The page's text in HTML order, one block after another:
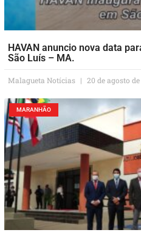
HAVAN anuncio nova data
São Luís – MA.
Malagueta Notícias 20 de agosto de
MARANHÃO